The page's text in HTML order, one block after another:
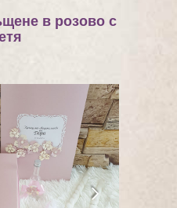
в розово с